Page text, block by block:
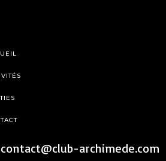
contact@club-archimede.com